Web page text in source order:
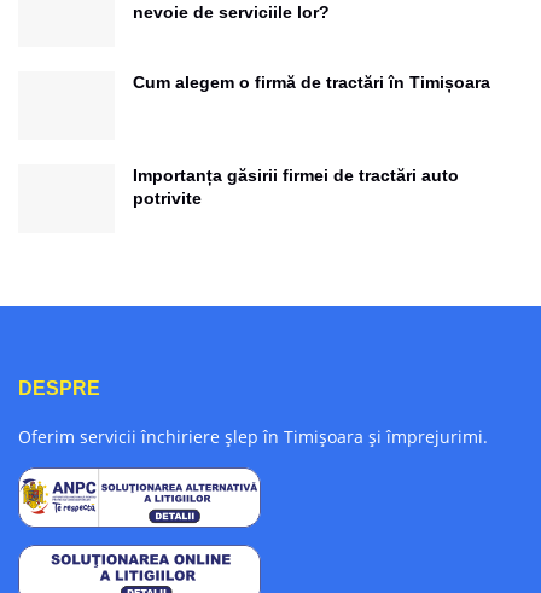
nevoie de serviciile lor?
Cum alegem o firmă de tractări în Timișoara
Importanța găsirii firmei de tractări auto
potrivite
DESPRE
Oferim servicii închiriere șlep în Timișoara și împrejurimi.